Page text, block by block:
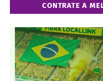
CONTRATE A